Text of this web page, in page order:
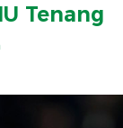
Tenang